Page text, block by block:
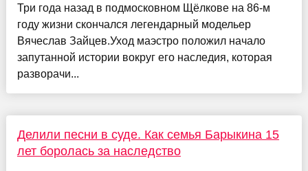
Три года назад в подмосковном Щёлкове на 86-м
году жизни скончался легендарный модельер
Вячеслав Зайцев.Уход маэстро положил начало
запутанной истории вокруг его наследия, которая
разворачи...
Делили песни в суде. Как семья Барыкина 15
лет боролась за наследство